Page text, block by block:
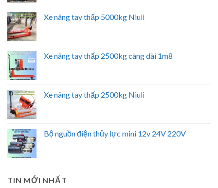
Xe nâng tay thấp 5000kg Niuli
Xe nâng tay thấp 2500kg càng dài 1m8
Xe nâng tay thấp 2500kg Niuli
Bộ nguồn điện thủy lực mini 12v 24V 220V
TIN MỚI NHẤT